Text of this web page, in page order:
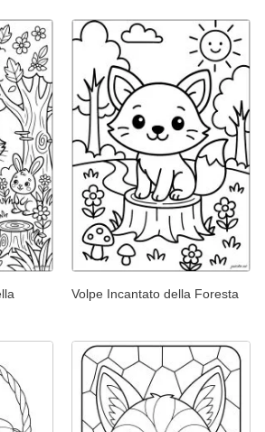
Volpe Incantato della Foresta